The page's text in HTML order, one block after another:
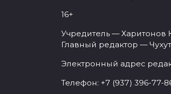
16+
Учредитель — Харитонов
Главный редактор —
Электронный адрес
Телефон: +7 (937) 396-77-